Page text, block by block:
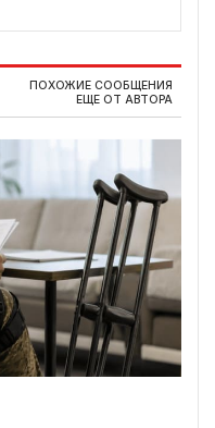
ПОХОЖИЕ СООБЩЕНИЯ
ЕЩЕ ОТ АВТОРА